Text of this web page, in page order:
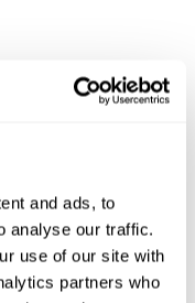
and ads, to
analyse our traffic.
use of our site with
partners who
Cartridge
25-35, ind.
packed